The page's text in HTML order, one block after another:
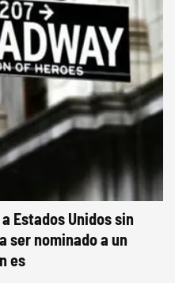
Estados Unidos sin
ser nominado a un
es